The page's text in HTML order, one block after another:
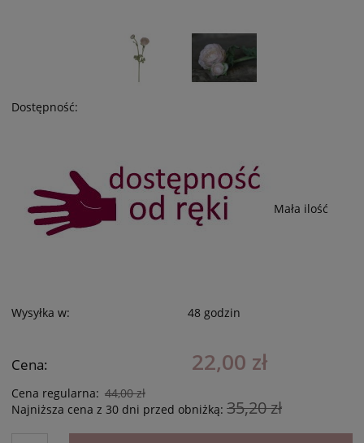
Dostępność:
Mała ilość
Wysyłka w: 48 godzin
Cena: 22,00 zł
Cena regularna: 44,00 zł
Najniższa cena z 30 dni przed obniżką: 35,20 zł